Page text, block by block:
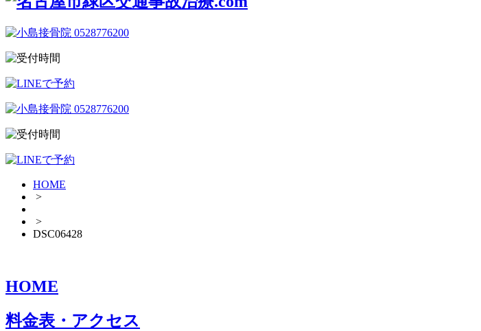
HOME
>
>
DSC06428
HOME
料金表・アクセス